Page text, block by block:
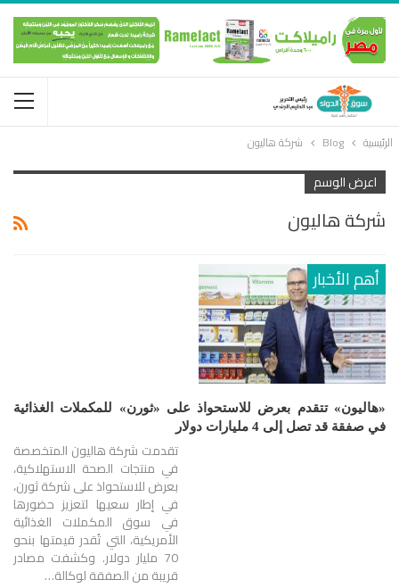
الرئيسية Blog شركة هاليون
اعرض الوسم
شركة هاليون
أهم الأخبار
«هاليون» تتقدم بعرض للاستحواذ على «ثورن» للمكملات الغذائية
في صفقة قد تصل إلى 4 مليارات دولار
تقدمت شركة هاليون المتخصصة
في منتجات الصحة الاستهلاكية،
بعرض للاستحواذ على شركة ثورن،
في إطار سعيها لتعزيز حضورها
في سوق المكملات الغذائية
الأمريكية، التي تُقدر قيمتها بنحو
70 مليار دولار. وكشفت مصادر
قريبة من الصفقة لوكالة…